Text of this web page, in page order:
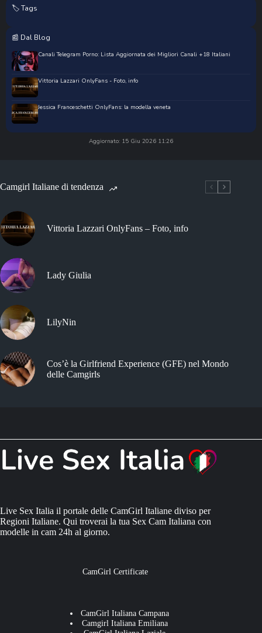
🏷️ Tags
📰 Dal Blog
Canali Telegram Porno: Lista Aggiornata dei Migliori Canali +18 Italiani
Vittoria Lazzari OnlyFans - Foto, info
Jessica Franceschetti OnlyFans: la modella veneta
Aggiornato: 15 Giu 2026 11:26
Camgirl Italiane di tendenza
Vittoria Lazzari OnlyFans – Foto, info
Lady Giulia
LilyNin
Cos’è la Girlfriend Experience (GFE) nel Mondo
delle Camgirls
Live Sex Italia il portale delle CamGirl Italiane diviso per
Regioni Italiane. Qui troverai la tua Sex Cam Italiana con
modelle in cam 24h al giorno.
CamGirl Certificate
CamGirl Italiana Campana
Camgirl Italiana Emiliana